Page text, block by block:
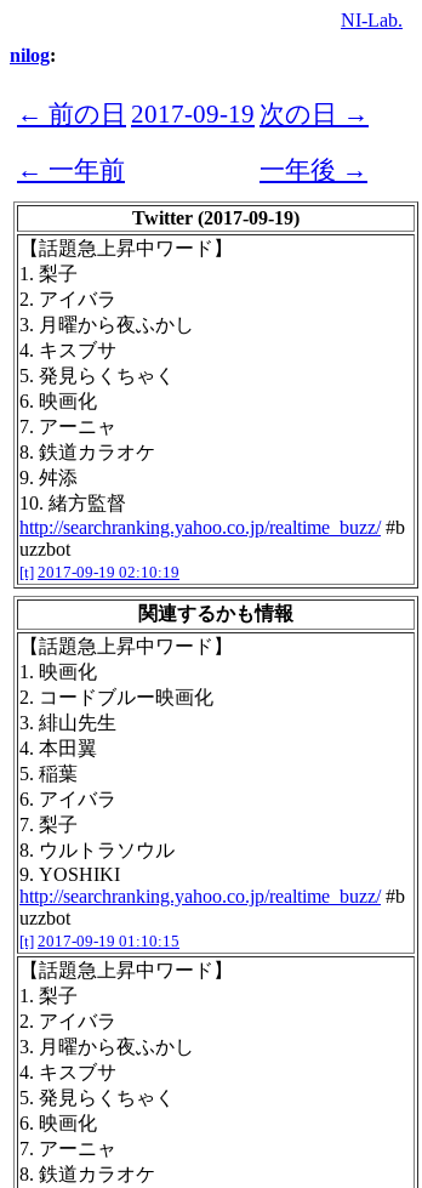
NI-Lab.
nilog:
← 前の日 2017-09-19 次の日 →
← 一年前
一年後 →
Twitter (2017-09-19)
【話題急上昇中ワード】
1. 梨子
2. アイバラ
3. 月曜から夜ふかし
4. キスブサ
5. 発見らくちゃく
6. 映画化
7. アーニャ
8. 鉄道カラオケ
9. 舛添
10. 緒方監督
http://searchranking.yahoo.co.jp/realtime_buzz/#b
uzzbot
[t] 2017-09-19 02:10:19
関連するかも情報
【話題急上昇中ワード】
1. 映画化
2. コードブルー映画化
3. 緋山先生
4. 本田翼
5. 稲葉
6. アイバラ
7. 梨子
8. ウルトラソウル
9. YOSHIKI
http://searchranking.yahoo.co.jp/realtime_buzz/#b
uzzbot
[t] 2017-09-19 01:10:15
【話題急上昇中ワード】
1. 梨子
2. アイバラ
3. 月曜から夜ふかし
4. キスブサ
5. 発見らくちゃく
6. 映画化
7. アーニャ
8. 鉄道カラオケ